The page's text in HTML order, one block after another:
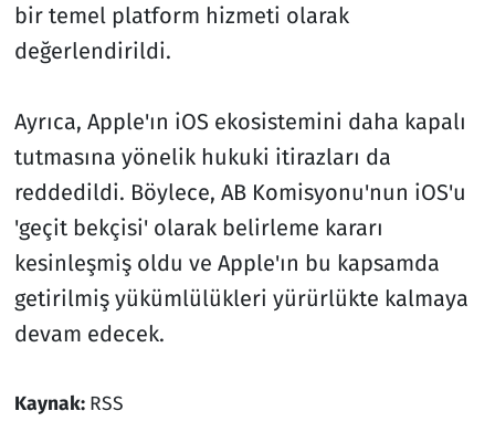
bir temel platform hizmeti olarak
değerlendirildi.
Ayrıca, Apple'ın iOS ekosistemini daha kapalı
tutmasına yönelik hukuki itirazları da
reddedildi. Böylece, AB Komisyonu'nun iOS'u
'geçit bekçisi' olarak belirleme kararı
kesinleşmiş oldu ve Apple'ın bu kapsamda
getirilmiş yükümlülükleri yürürlükte kalmaya
devam edecek.
Kaynak: RSS